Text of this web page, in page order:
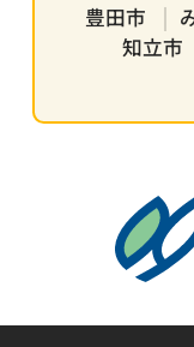
豊田市
知立市